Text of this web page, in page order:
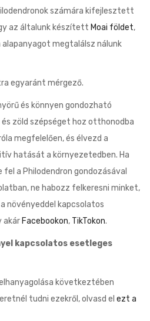
számára kifejlesztett
az általunk készített Moai földet,
megtalálsz nálunk
egyaránt mérgező.
és könnyen gondozható
zöld szépséget hoz otthonodba
megfelelően, és élvezd a
hatását a környezetedben. Ha
a Philodendron gondozásával
ne habozz felkeresni minket,
növényeddel kapcsolatos
akár Facebookon, TikTokon.
kapcsolatos esetleges
következtében
tudni ezekről, olvasd el ezt a